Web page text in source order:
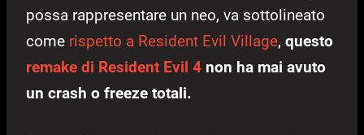
possa rappresentare un neo, va sottolineato
come rispetto a Resident Evil Village, questo
remake di Resident Evil 4 non ha mai avuto
un crash o freeze totali.